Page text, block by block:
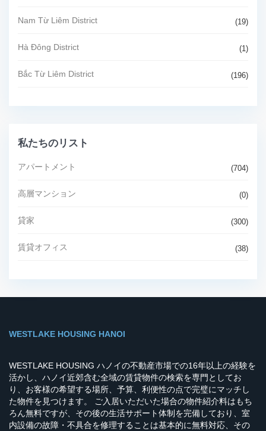
Nam Từ Liêm District (19)
Hà Đông District (1)
Bắc Từ Liêm District (196)
私たちのリスト
アパートメント (704)
高層マンション (0)
貸家 (300)
賃貸オフィス (38)
WESTLAKE HOUSING HANOI
WESTLAKE HOUSING ハノイの不動産市場での16年以上の経験を
活かし、ハノイ近郊含む全域の賃貸物件の検索を専門としてお
り、お客様の希望する場所、予算、利便性の点で完璧にマッチし
た物件を見つけます。 ご入居いただいた場合の物件紹介料はもち
ろん無料ですが、その後の生活サポート体制を完備しており、室
内設備の故障・不具合を修理することは基本的に無料対応、その